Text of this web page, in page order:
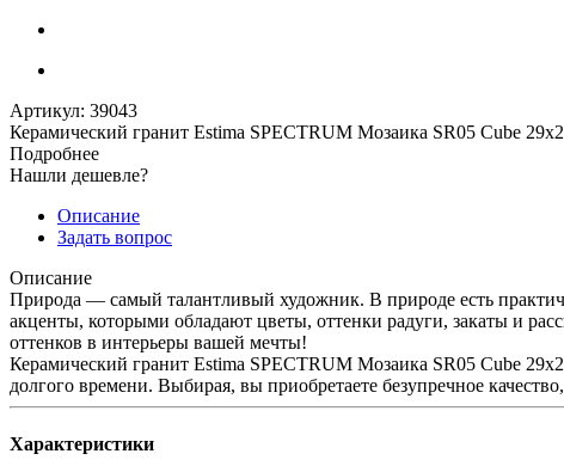
Артикул: 39043
Керамический гранит Estima SPECTRUM Мозаика SR05 Cube
Подробнее
Нашли дешевле?
Описание
Задать вопрос
Описание
Природа — самый талантливый художник. В природе есть
акценты, которыми обладают цветы, оттенки радуги, закаты и
оттенков в интерьеры вашей мечты!
Керамический гранит Estima SPECTRUM Мозаика SR05 Cube
долгого времени. Выбирая, вы приобретаете безупречное
Характеристики